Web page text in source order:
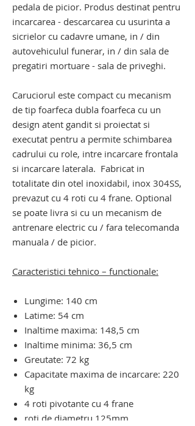
pedala de picior. Produs destinat pentru
incarcarea - descarcarea cu usurinta a
sicrielor cu cadavre umane, in / din
autovehiculul funerar, in / din sala de
pregatiri mortuare - sala de priveghi.
Caruciorul este compact cu mecanism
de tip foarfeca dubla foarfeca cu un
design atent gandit si proiectat si
executat pentru a permite schimbarea
cadrului cu role, intre incarcare frontala
si incarcare laterala. Fabricat in
totalitate din otel inoxidabil, inox 304SS,
prevazut cu 4 roti cu 4 frane. Optional
se poate livra si cu un mecanism de
antrenare electric cu / fara telecomanda
manuala / de picior.
Caracteristici tehnico – functionale:
Lungime: 140 cm
Latime: 54 cm
Inaltime maxima: 148,5 cm
Inaltime minima: 36,5 cm
Greutate: 72 kg
Capacitate maxima de incarcare: 220
kg
4 roti pivotante cu 4 frane
roti de diametru 125mm